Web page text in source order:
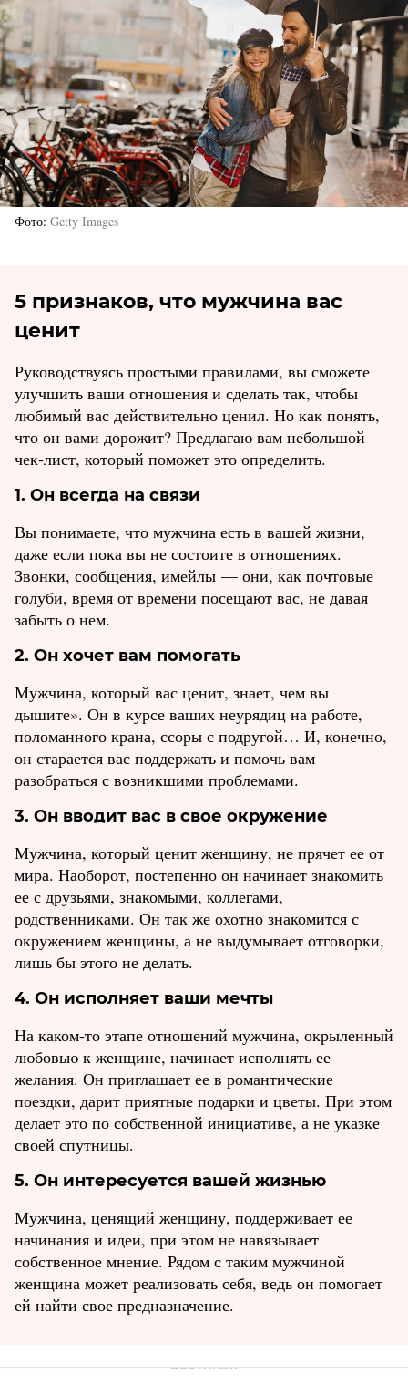
Фото Getty Images
5 признаков, что мужчина вас
ценит
Руководствуясь простыми правилами, вы сможете
улучшить ваши отношения и сделать так, чтобы
любимый вас действительно ценил. Но как понять,
что он вами дорожит? Предлагаю вам небольшой
чек-лист, который поможет это определить.
1. Он всегда на связи
Вы понимаете, что мужчина есть в вашей жизни,
даже если пока вы не состоите в отношениях.
Звонки, сообщения, имейлы — они, как почтовые
голуби, время от времени посещают вас, не давая
забыть о нем.
2. Он хочет вам помогать
Мужчина, который вас ценит, знает, чем вы
дышите». Он в курсе ваших неурядиц на работе,
поломанного крана, ссоры с подругой… И, конечно,
он старается вас поддержать и помочь вам
разобраться с возникшими проблемами.
3. Он вводит вас в свое окружение
Мужчина, который ценит женщину, не прячет ее от
мира. Наоборот, постепенно он начинает знакомить
ее с друзьями, знакомыми, коллегами,
родственниками. Он так же охотно знакомится с
окружением женщины, а не выдумывает отговорки,
лишь бы этого не делать.
4. Он исполняет ваши мечты
На каком-то этапе отношений мужчина, окрыленный
любовью к женщине, начинает исполнять ее
желания. Он приглашает ее в романтические
поездки, дарит приятные подарки и цветы. При этом
делает это по собственной инициативе, а не ‎указке
своей спутницы.
5. Он интересуется вашей жизнью
Мужчина, ценящий женщину, поддерживает ее
начинания и идеи, при этом не навязывает
собственное мнение. Рядом с таким мужчиной
женщина может реализовать себя, ведь он помогает
ей найти свое предназначение.